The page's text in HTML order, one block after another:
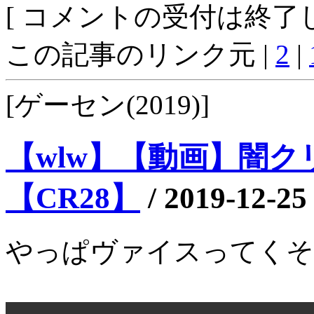
[ コメントの受付は終了
この記事のリンク元 | 2 |
[ゲーセン(2019)]
【wlw】【動画】闇
【CR28】
/ 2019-12-
やっぱヴァイスってく